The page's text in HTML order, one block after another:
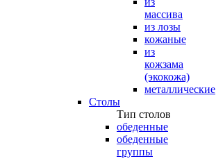
массива
из лозы
кожаные
из
кожзама
(экокожа)
металлические
Столы
Тип столов
обеденные
обеденные
группы